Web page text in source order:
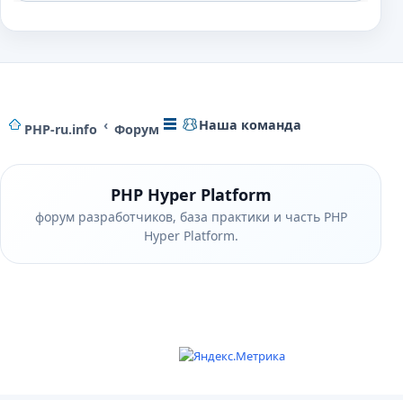
PHP-ru.info Форум Наша команда
PHP Hyper Platform
форум разработчиков, база практики и часть PHP
Hyper Platform.